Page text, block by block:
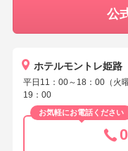
公
ホテルモントレ姫路
平日11：00～18：00（
19：00
お気軽にお電話ください